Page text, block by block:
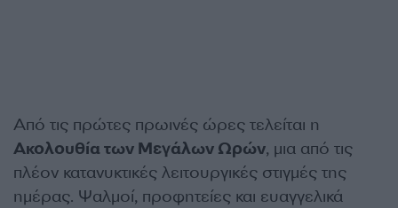
Από τις πρώτες πρωινές ώρες τελείται η
Ακολουθία των Μεγάλων Ωρών, μια από τις
πλέον κατανυκτικές λειτουργικές στιγμές της
ημέρας. Ψαλμοί, προφητείες και ευαγγελικά